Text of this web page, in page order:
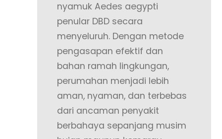
nyamuk Aedes aegypti
penular DBD secara
menyeluruh. Dengan metode
pengasapan efektif dan
bahan ramah lingkungan,
perumahan menjadi lebih
aman, nyaman, dan terbebas
dari ancaman penyakit
berbahaya sepanjang musim